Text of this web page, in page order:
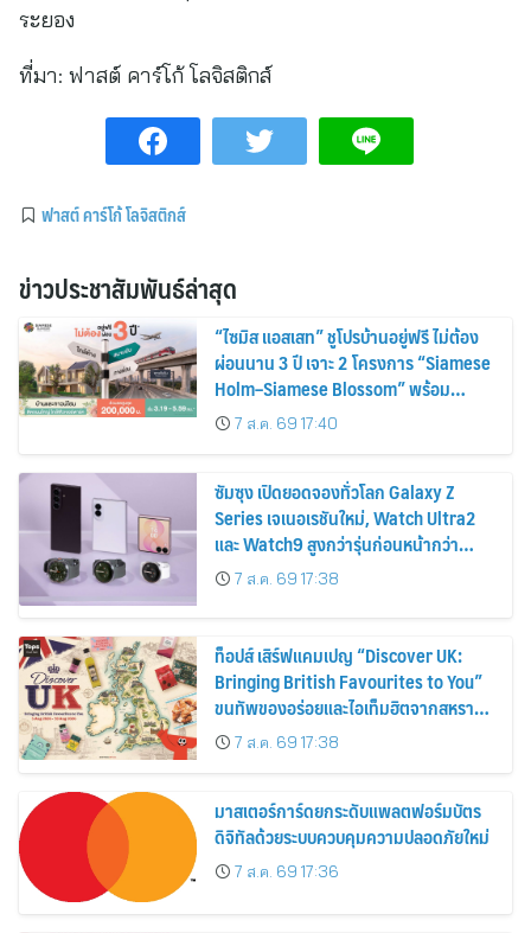
ระยอง
ที่มา: ฟาสต์ คาร์โก้ โลจิสติกส์
ฟาสต์ คาร์โก้ โลจิสติกส์
ข่าวประชาสัมพันธ์ล่าสุด
“ไซมิส แอสเสท” ชูโปรบ้านอยู่ฟรี ไม่ต้อง
ผ่อนนาน 3 ปี เจาะ 2 โครงการ “Siamese
Holm–Siamese Blossom” พร้อม
ส่วนลดและสิทธิพิเศษถึง 31 สิงหาคม
2569
7 ส.ค. 69 17:40
ซัมซุง เปิดยอดจองทั่วโลก Galaxy Z
Series เจเนอเรชันใหม่, Watch Ultra2
และ Watch9 สูงกว่ารุ่นก่อนหน้ากว่า
30%7 ส.ค. 69 17:38
ท็อปส์ เสิร์ฟแคมเปญ “Discover UK:
Bringing British Favourites to You”
ขนทัพของอร่อยและไอเท็มฮิตจากสหราช
อาณาจักร ส่งตรงถึงมือตั้งแต่วันนี้ – 18
สิงหาคมนี้
7 ส.ค. 69 17:38
มาสเตอร์การ์ดยกระดับแพลตฟอร์มบัตร
ดิจิทัลด้วยระบบควบคุมความปลอดภัยใหม่
7 ส.ค. 69 17:36